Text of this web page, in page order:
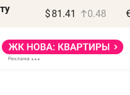
$ 81.41 0.48